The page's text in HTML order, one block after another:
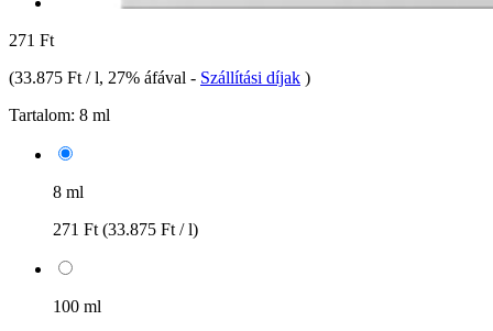
271 Ft
(33.875 Ft / l, 27% áfával - Szállítási díjak )
Tartalom: 8 ml
8 ml
271 Ft (33.875 Ft / l)
100 ml